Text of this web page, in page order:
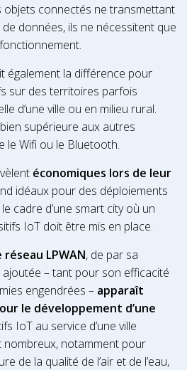
objets connectés ne transmettant
données, ils ne nécessitent que
également la différence pour
sur des territoires parfois
d’une ville ou en milieu rural.
supérieure aux autres
le Wifi ou le Bluetooth.
économiques lors de leur
idéaux pour des déploiements
cadre d’une smart city où un
IoT doit être mis en place.
réseau LPWAN, de par sa
– tant pour son efficacité
engendrées – apparaît
le développement d’une
IoT au service d’une ville
notamment pour
de la qualité de l’air et de l’eau,